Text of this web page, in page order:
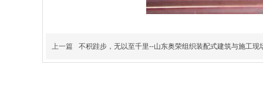
上一篇 不积跬步，无以至千里--山东奥荣组织装配式建筑与施工现